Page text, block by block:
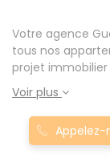
Votre agence
tous nos appartement à townlassy0lassy
projet immobilier d' achat.
offres à Rennes
Pacé, Montgermont... Nos
townlassy0lassy sont proposés au meilleur
pour permettre
Voir plus
Appelez-